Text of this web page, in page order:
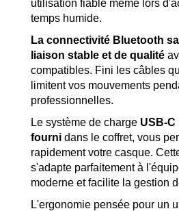
utilisation fiable même lors
temps humide.
La connectivité Bluetooth
liaison stable et de qualité
compatibles. Fini les câbles
limitent vos mouvements
professionnelles.
Le système de charge USB-C
fourni dans le coffret, vous
rapidement votre casque.
s'adapte parfaitement à
moderne et facilite la gestion
L'ergonomie pensée pour un